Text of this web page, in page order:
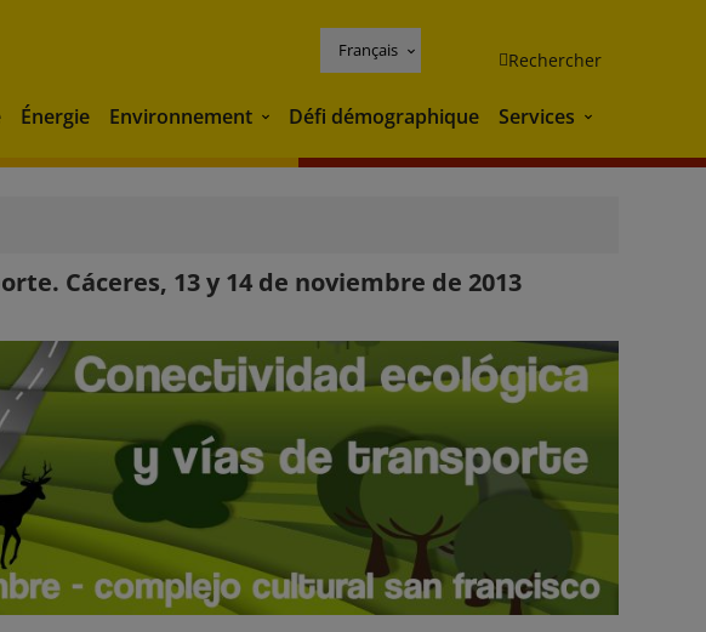
Français Rechercher
Énergie Environnement Environnement
Défi démographique Services Services
Cáceres, 13 y 14 de noviembre de 2013